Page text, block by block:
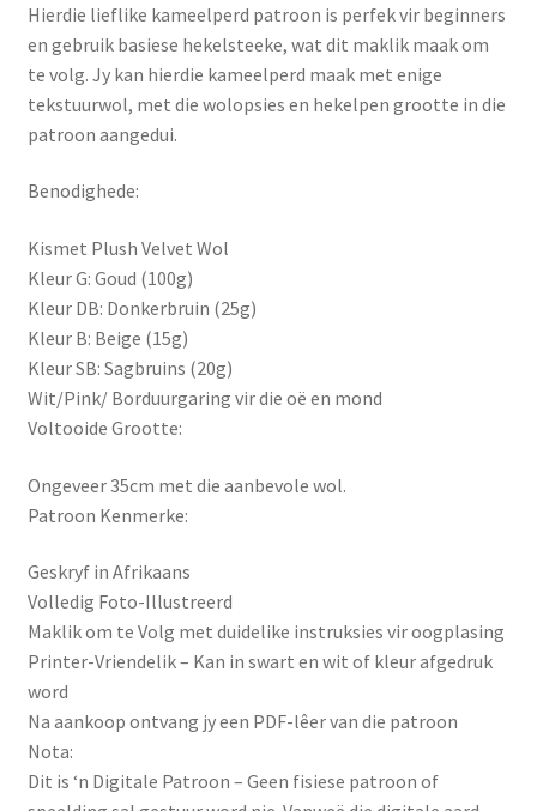
Hierdie lieflike kameelperd patroon is perfek vir beginners
en gebruik basiese hekelsteeke, wat dit maklik maak om
te volg. Jy kan hierdie kameelperd maak met enige
tekstuurwol, met die wolopsies en hekelpen grootte in die
patroon aangedui.
Benodighede:
Kismet Plush Velvet Wol
Kleur G: Goud (100g)
Kleur DB: Donkerbruin (25g)
Kleur B: Beige (15g)
Kleur SB: Sagbruins (20g)
Wit/Pink/ Borduurgaring vir die oë en mond
Voltooide Grootte:
Ongeveer 35cm met die aanbevole wol.
Patroon Kenmerke:
Geskryf in Afrikaans
Volledig Foto-Illustreerd
Maklik om te Volg met duidelike instruksies vir oogplasing
Printer-Vriendelik – Kan in swart en wit of kleur afgedruk
word
Na aankoop ontvang jy een PDF-lêer van die patroon
Nota:
Dit is ‘n Digitale Patroon – Geen fisiese patroon of